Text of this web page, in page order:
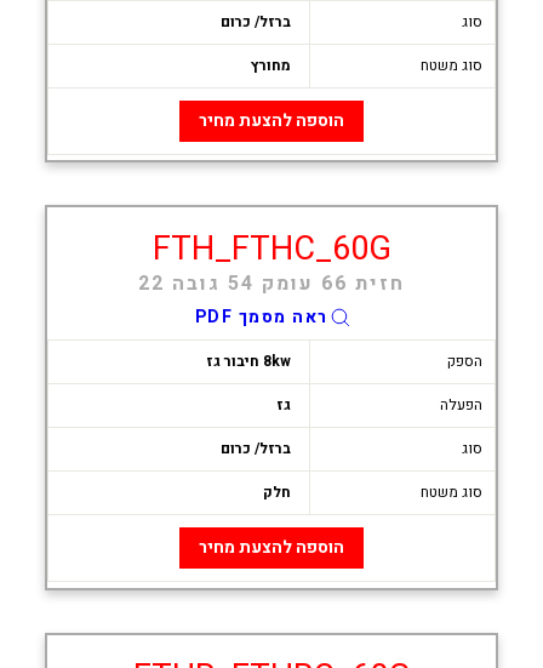
סוג
ברזל/ כרום
סוג משטח
מחורץ
הוספה להצעת מחיר
FTH_FTHC_60G
חזית 66 עומק 54 גובה 22
ראה מסמך PDF
הספק
8kw חיבור גז
הפעלה
גז
סוג
ברזל/ כרום
סוג משטח
חלק
הוספה להצעת מחיר